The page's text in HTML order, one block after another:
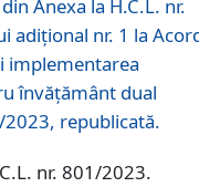
Anexa la H.C.L. nr.
adițional nr. 1 la
implementarea
învățământ dual
2023, republicată.
nr. 801/2023.